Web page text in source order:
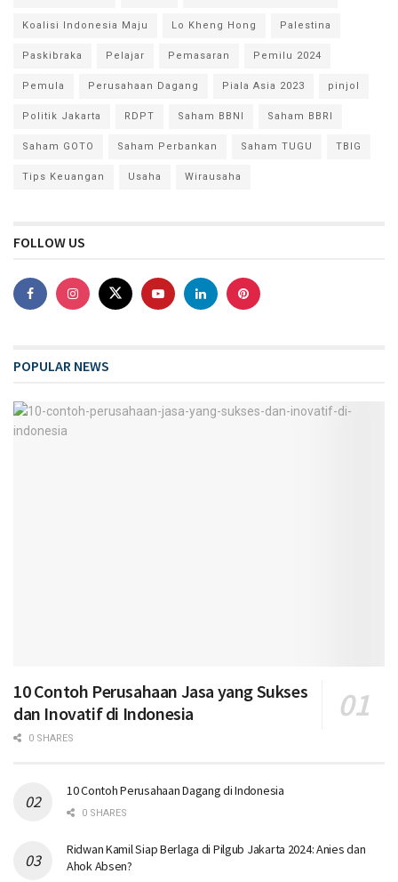
Koalisi Indonesia Maju Lo Kheng Hong Palestina
Paskibraka Pelajar Pemasaran Pemilu 2024
Pemula Perusahaan Dagang Piala Asia 2023 pinjol
Politik Jakarta RDPT Saham BBNI Saham BBRI
Saham GOTO Saham Perbankan Saham TUGU TBIG
Tips Keuangan Usaha Wirausaha
FOLLOW US
POPULAR NEWS
10 Contoh Perusahaan Jasa yang Sukses
dan Inovatif di Indonesia
0 SHARES
10 Contoh Perusahaan Dagang di Indonesia
0 SHARES
Ridwan Kamil Siap Berlaga di Pilgub Jakarta 2024: Anies dan
Ahok Absen?